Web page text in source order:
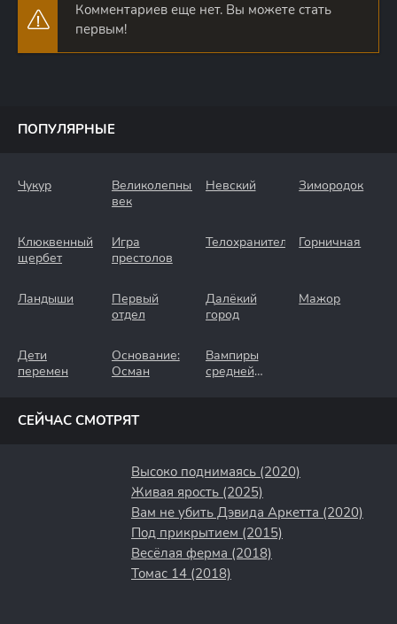
Комментариев еще нет. Вы можете стать
первым!
ПОПУЛЯРНЫЕ
Чукур
Великолепный
век
Невский Зимородок
Клюквенный
щербет
Игра
престолов
Телохранители Горничная
Ландыши
Первый
отдел
Далёкий
город
Мажор
Дети
перемен
Основание:
Осман
Вампиры
средней
СЕЙЧАС СМОТРЯТ
Высоко поднимаясь (2020)
Живая ярость (2025)
Вам не убить Дэвида Аркетта (2020)
Под прикрытием (2015)
Весёлая ферма (2018)
Томас 14 (2018)